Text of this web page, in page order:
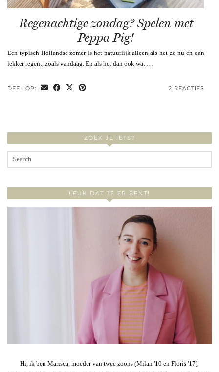
Regenachtige zondag? Spelen met
Peppa Pig!
Een typisch Hollandse zomer is het natuurlijk alleen als het zo nu en dan
lekker regent, zoals vandaag. En als het dan ook wat …
DEEL OP: 2 REACTIES
ZOEK JE IETS?
LEUK DAT JE ER BENT!
Hi, ik ben Marisca, moeder van twee zoons (Milan '10 en Floris '17),